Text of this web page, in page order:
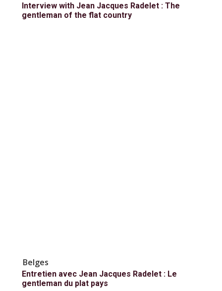
Interview with Jean Jacques Radelet : The
gentleman of the flat country
Belges
Entretien avec Jean Jacques Radelet : Le
gentleman du plat pays